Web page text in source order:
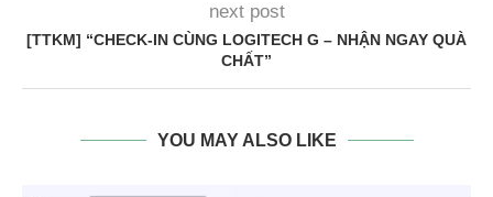
next post
[TTKM] “CHECK-IN CÙNG LOGITECH G – NHẬN NGAY QUÀ
CHẤT”
YOU MAY ALSO LIKE